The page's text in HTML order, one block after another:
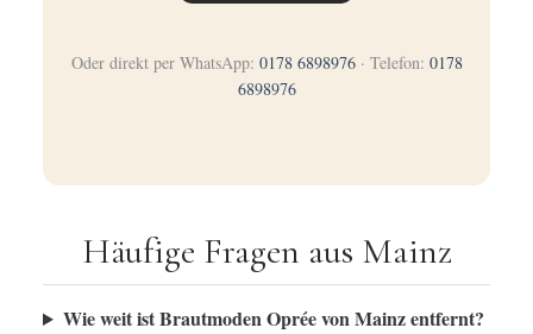
Oder direkt per WhatsApp: 0178 6898976· Telefon: 0178
6898976
Häufige Fragen aus Mainz
Wie weit ist Brautmoden Oprée von Mainz entfernt?